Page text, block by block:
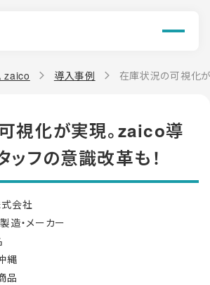
zaico 導入事例 在庫状況の可視化
視化が実現。zaico導
ッフの意識改革も！
会社
造・メーカー
縄
品